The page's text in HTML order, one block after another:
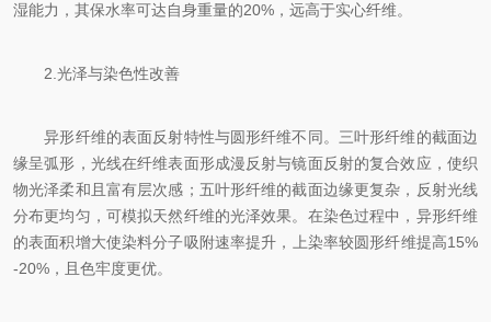
湿能力，其保水率可达自身重量的20%，远高于实心纤维。
2.光泽与染色性改善
异形纤维的表面反射特性与圆形纤维不同。三叶形纤维的截面边
缘呈弧形，光线在纤维表面形成漫反射与镜面反射的复合效应，使织
物光泽柔和且富有层次感；五叶形纤维的截面边缘更复杂，反射光线
分布更均匀，可模拟天然纤维的光泽效果。在染色过程中，异形纤维
的表面积增大使染料分子吸附速率提升，上染率较圆形纤维提高15%
-20%，且色牢度更优。